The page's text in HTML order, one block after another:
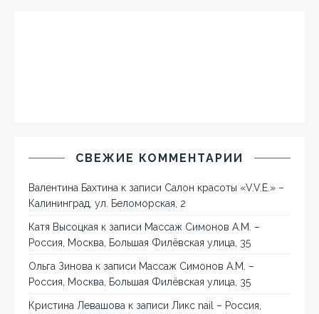
СВЕЖИЕ КОММЕНТАРИИ
Валентина Бахтина к записи Салон красоты «V.V.E.» –
Калининград, ул. Беломорская, 2
Катя Высоцкая к записи Массаж Симонов А.М. –
Россия, Москва, Большая Филёвская улица, 35
Ольга Зинова к записи Массаж Симонов А.М. –
Россия, Москва, Большая Филёвская улица, 35
Кристина Левашова к записи Ликс nail – Россия,